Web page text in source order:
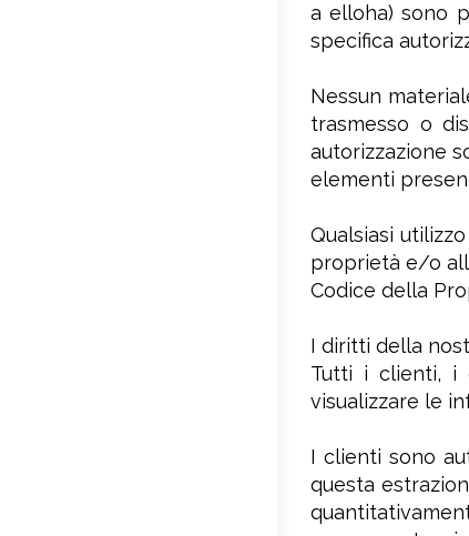
a elloha) sono
specifica
Nessun
trasmesso o
autorizzazione
elementi
Qualsiasi
proprietà e/o
Codice della
I diritti della
Tutti i clienti, i
visualizzare le
I clienti sono
questa